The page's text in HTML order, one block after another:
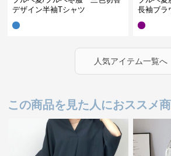
デザイン半袖Tシャツ
長袖ブラ
人気アイテム一覧へ
この商品を見た人におススメ